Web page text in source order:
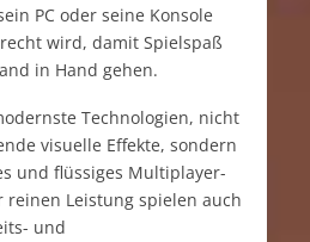
PC oder seine Konsole
wird, damit Spielspaß
in Hand gehen.
Technologien, nicht
visuelle Effekte, sondern
und flüssiges Multiplayer-
reinen Leistung spielen auch
und